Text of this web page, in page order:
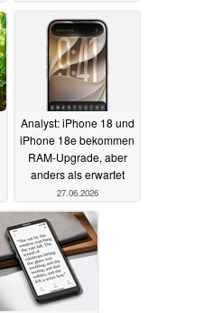
Analyst: iPhone 18 und
iPhone 18e bekommen
RAM-Upgrade, aber
anders als erwartet
27.06.2026